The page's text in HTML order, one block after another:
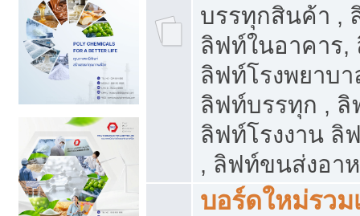
บรรทุกสินค้า ,
ลิฟท์ในอาคาร,
ลิฟท์โรงพยาบ
ลิฟท์บรรทุก ,
ลิฟท์โรงงาน ลิ
, ลิฟท์ขนส่งอา
บอร์ดใหม่รว